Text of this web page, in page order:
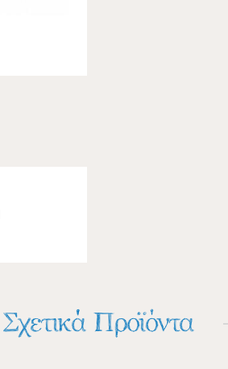
Σχετικά Προϊόντα